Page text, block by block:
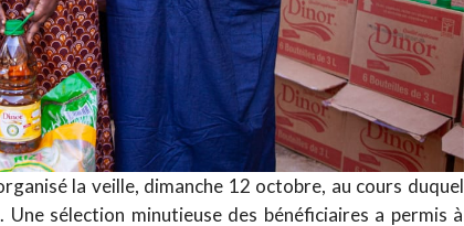
la veille, dimanche 12 octobre, au cours duquel
sélection minutieuse des bénéficiaires a permis à